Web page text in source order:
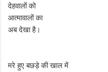
देहवालों को
आत्मावालों का
अब देखा है।
मरे हुए बछड़े की खाल में